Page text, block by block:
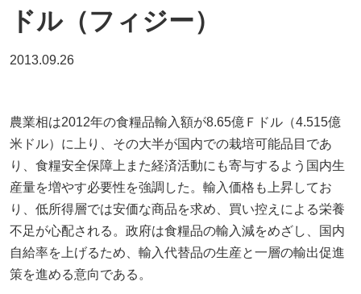
ドル（フィジー）
2013.09.26
農業相は2012年の食糧品輸入額が8.65億Ｆドル（4.515億
米ドル）に上り、その大半が国内での栽培可能品目であ
り、食糧安全保障上また経済活動にも寄与するよう国内生
産量を増やす必要性を強調した。輸入価格も上昇してお
り、低所得層では安価な商品を求め、買い控えによる栄養
不足が心配される。政府は食糧品の輸入減をめざし、国内
自給率を上げるため、輸入代替品の生産と一層の輸出促進
策を進める意向である。